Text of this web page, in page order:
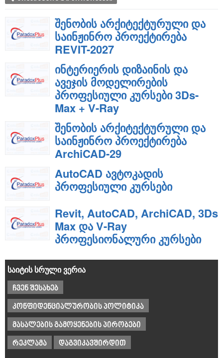
შენობის არქიტექტურული და
საინჟინრო პროექტირება
REVIT-2027
ინტერიერის დიზაინის და
ავეჯის მოდელირების
პროფესიული კურსები 3Ds-
Max + V-Ray
შენობის არქიტექტურული და
საინჟინრო პროექტირება
ArchiCAD-29
AutoCAD ავტოკადის
პროფესიული კურსები
Revit, AutoCAD, ArchiCAD, 3Ds
Max და V-Ray
პროფესიონალური კურსები
საიტის სრული ვერია
ჩვენ შესახებ
კონფიდენციალურობის პოლიტიკა
მასალების გამოყენების პირობები
რეკლამა დაგვიკავშირდით